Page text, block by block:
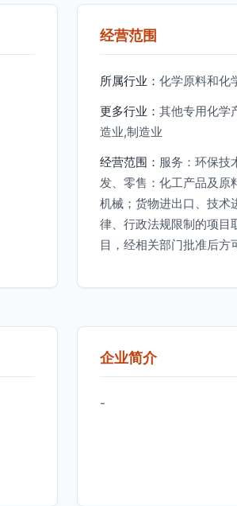
经营范围
所属行业： 化学原料和化
更多行业： 其他专用化学
造业,制造业
经营范围： 服务：环保技
发、零售：化工产品及原
机械；货物进出口、技术
律、行政法规限制的项目
目，经相关部门批准后方
企业简介
-